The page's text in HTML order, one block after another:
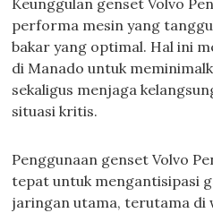
Keunggulan genset Volvo
performa mesin yang
bakar yang optimal. Hal ini
di Manado untuk
sekaligus menjaga
situasi kritis.
Penggunaan genset Volvo
tepat untuk mengantisipasi
jaringan utama, terutama di